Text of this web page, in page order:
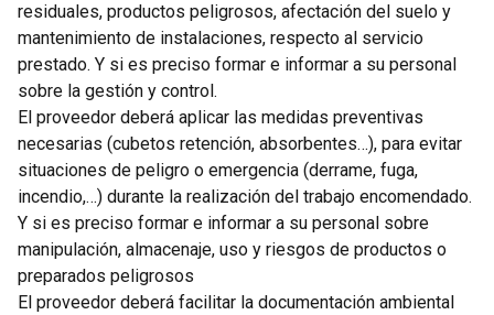
residuales, productos peligrosos, afectación del suelo y
mantenimiento de instalaciones, respecto al servicio
prestado. Y si es preciso formar e informar a su personal
sobre la gestión y control.
El proveedor deberá aplicar las medidas preventivas
necesarias (cubetos retención, absorbentes…), para evitar
situaciones de peligro o emergencia (derrame, fuga,
incendio,…) durante la realización del trabajo encomendado.
Y si es preciso formar e informar a su personal sobre
manipulación, almacenaje, uso y riesgos de productos o
preparados peligrosos
El proveedor deberá facilitar la documentación ambiental